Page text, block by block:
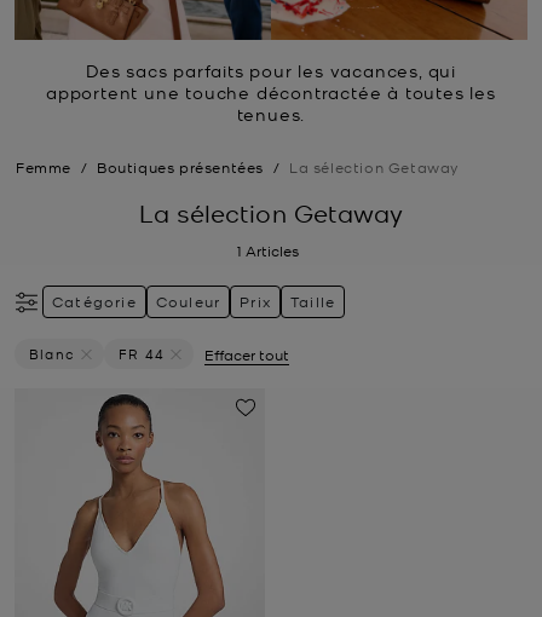
Des sacs parfaits pour les vacances, qui
apportent une touche décontractée à toutes les
tenues.
Femme / Boutiques présentées / La sélection Getaway
La sélection Getaway
1 Articles
Catégorie Couleur Prix Taille
Blanc
FR 44
Effacer tout